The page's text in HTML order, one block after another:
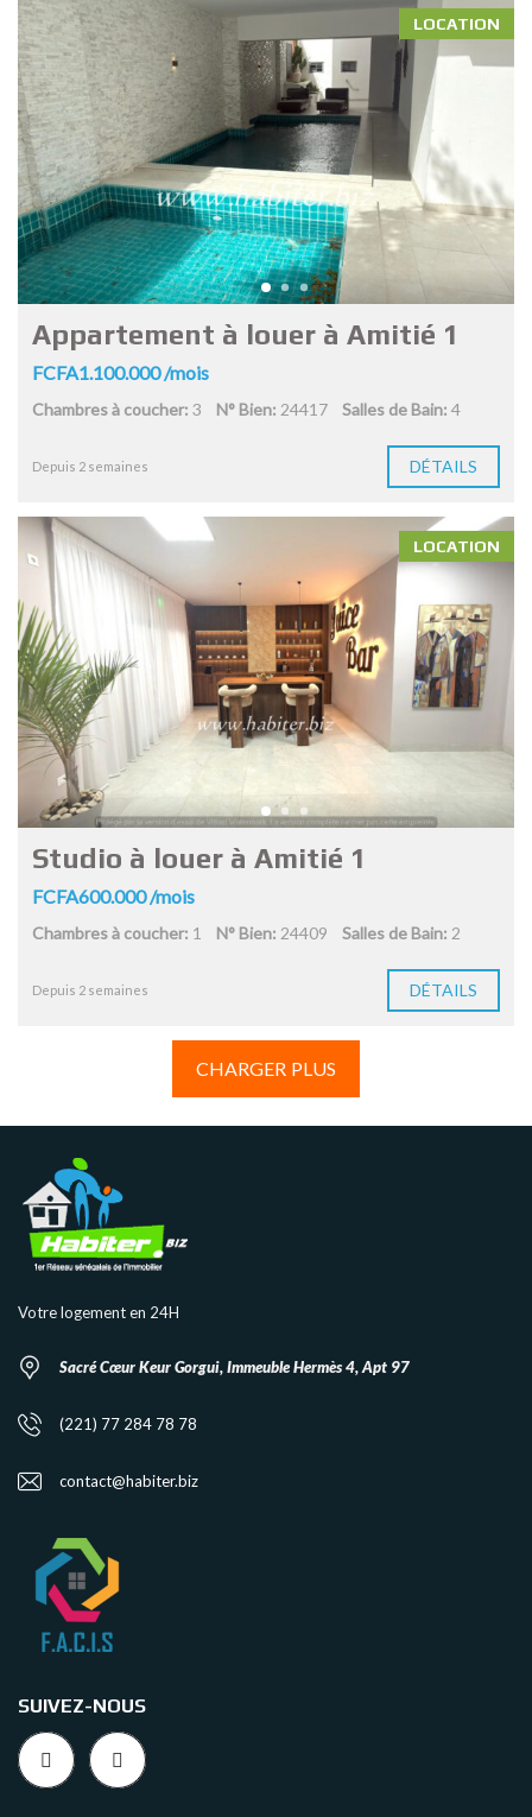
LOCATION
Appartement à louer à Amitié 1
FCFA1.100.000 /mois
Chambres à coucher: 3 N° Bien: 24417 Salles de Bain: 4
Depuis 2 semaines DÉTAILS
LOCATION
Studio à louer à Amitié 1
FCFA600.000 /mois
Chambres à coucher: 1 N° Bien: 24409 Salles de Bain: 2
Depuis 2 semaines DÉTAILS
CHARGER PLUS
Votre logement en 24H
Sacré Cœur Keur Gorgui, Immeuble Hermès 4, Apt 97
(221) 77 284 78 78
contact@habiter.biz
SUIVEZ-NOUS